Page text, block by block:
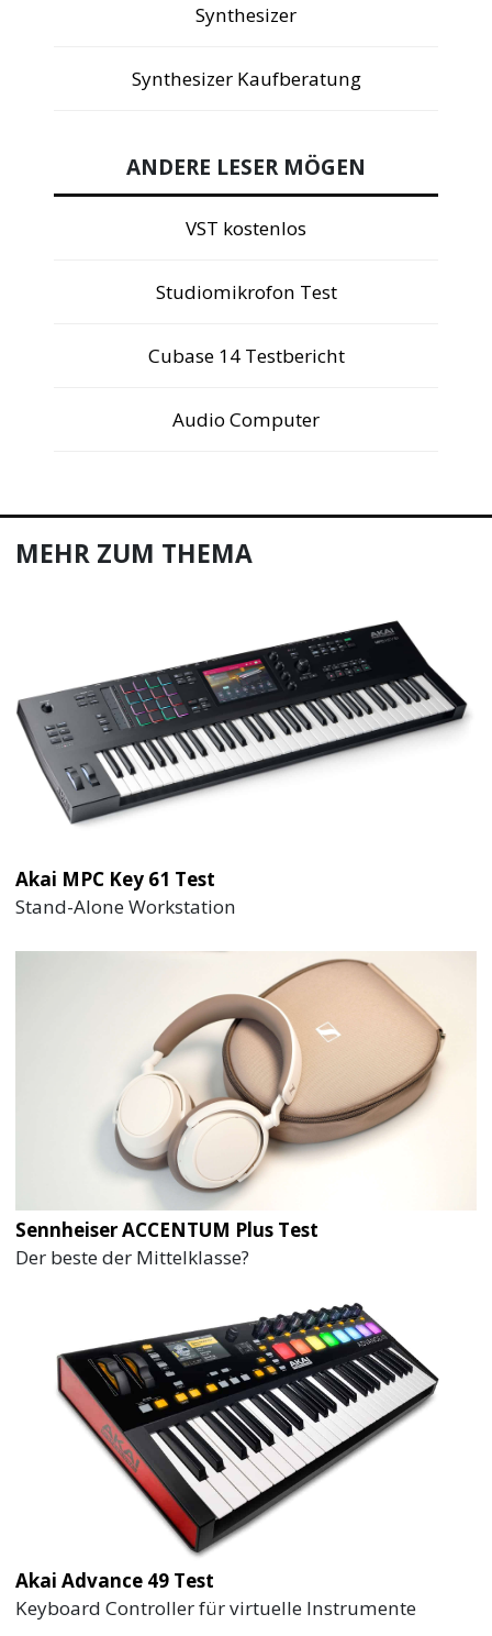
Synthesizer
Synthesizer Kaufberatung
ANDERE LESER MÖGEN
VST kostenlos
Studiomikrofon Test
Cubase 14 Testbericht
Audio Computer
MEHR ZUM THEMA
Akai MPC Key 61 Test
Stand-Alone Workstation
Sennheiser ACCENTUM Plus Test
Der beste der Mittelklasse?
Akai Advance 49 Test
Keyboard Controller für virtuelle Instrumente